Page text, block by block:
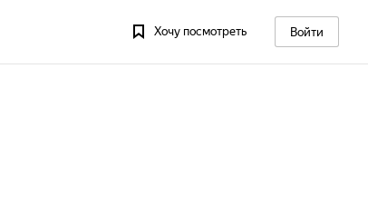
Хочу посмотреть Войти